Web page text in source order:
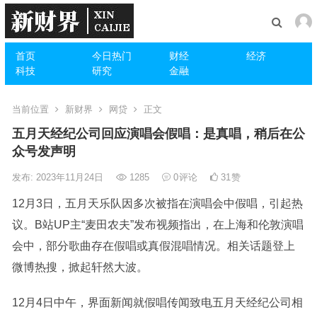
首页 今日热门 财经
经济
科技
研究 金融
当前位置 新财界 网贷 正文
五月天经纪公司回应演唱会假唱：是真唱，稍后在公
众号发声明
发布: 2023年11月24日 1285 0评论 31赞
12月3日，五月天乐队因多次被指在演唱会中假唱，引起热
议。B站UP主“麦田农夫”发布视频指出，在上海和伦敦演唱
会中，部分歌曲存在假唱或真假混唱情况。相关话题登上
微博热搜，掀起轩然大波。
12月4日中午，界面新闻就假唱传闻致电五月天经纪公司相